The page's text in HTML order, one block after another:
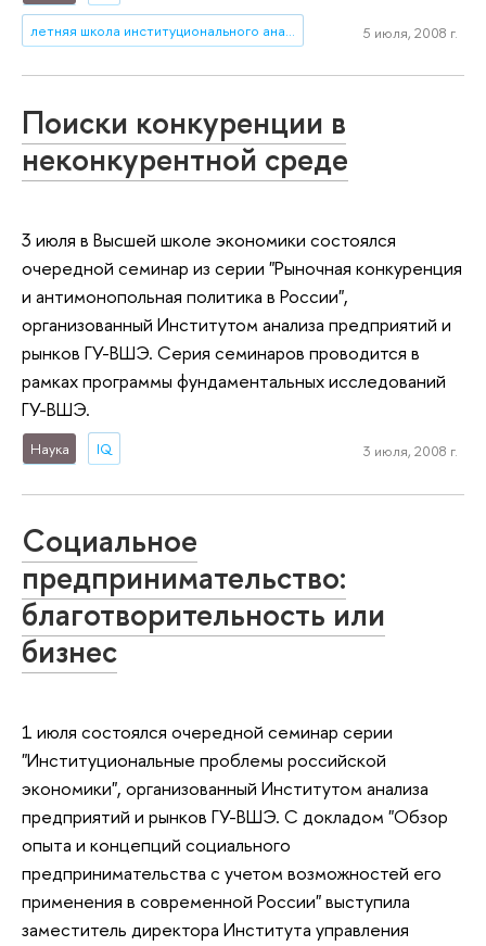
5 июля, 2008 г.
Поиски конкуренции в
неконкурентной среде
3 июля в Высшей школе экономики состоялся
очередной семинар из серии "Рыночная конкуренция
и антимонопольная политика в России",
организованный Институтом анализа предприятий и
рынков ГУ-ВШЭ. Серия семинаров проводится в
рамках программы фундаментальных исследований
ГУ-ВШЭ.
Наука IQ 3 июля, 2008 г.
Социальное
предпринимательство:
благотворительность или
бизнес
1 июля состоялся очередной семинар серии
"Институциональные проблемы российской
экономики", организованный Институтом анализа
предприятий и рынков ГУ-ВШЭ. С докладом "Обзор
опыта и концепций социального
предпринимательства с учетом возможностей его
применения в современной России" выступила
заместитель директора Института управления